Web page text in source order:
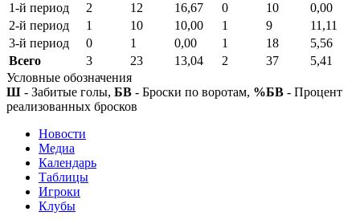
1-й период
2 12 16,67 0 10
0,00
2-й период
1 10 10,00 1 9
11,11
3-й период
0 1 0,00 1 18
5,56
Всего
3 23 13,04 2 37
5,41
Условные обозначения
Ш - Забитые голы, БВ - Броски по воротам, %БВ - Процент
реализованных бросков
Новости
Медиа
Календарь
Таблицы
Игроки
Клубы